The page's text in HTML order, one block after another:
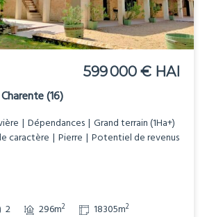
599 000 € HAI
(16)
Dépendances Grand terrain (1Ha+)
caractère
Pierre
Potentiel de revenus
2 296m2 18305m2